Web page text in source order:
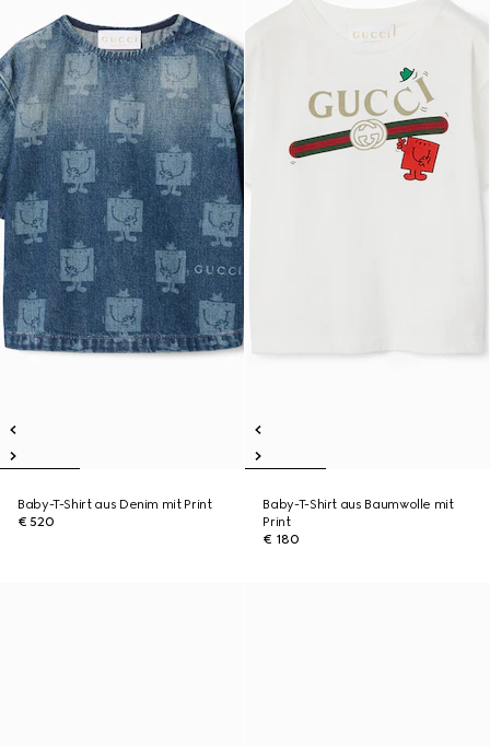
Baby-T-Shirt aus Denim mit Print
€ 520
Baby-T-Shirt aus Baumwolle mit
Print
€ 180